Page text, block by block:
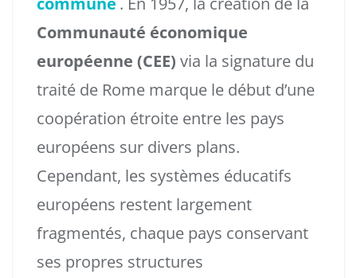
Communauté économique
européenne (CEE) via la signature du
traité de Rome marque le début d’une
coopération étroite entre les pays
européens sur divers plans.
Cependant, les systèmes éducatifs
européens restent largement
fragmentés, chaque pays conservant
ses propres structures